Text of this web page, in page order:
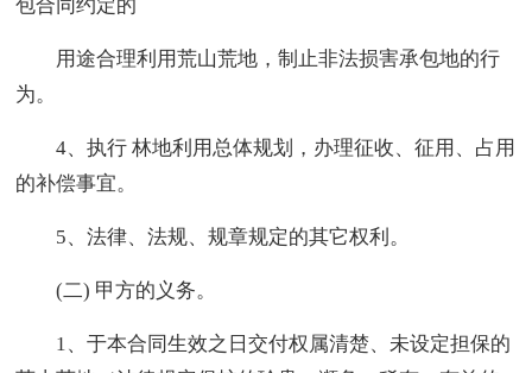
包合同约定的
用途合理利用荒山荒地，制止非法损害承包地的行
为。
4、执行 林地利用总体规划，办理征收、征用、占用
的补偿事宜。
5、法律、法规、规章规定的其它权利。
(二) 甲方的义务。
1、于本合同生效之日交付权属清楚、未设定担保的